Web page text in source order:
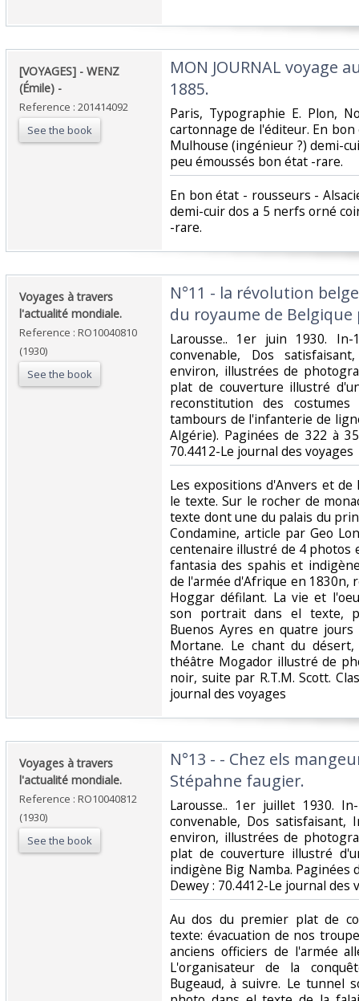
‎[VOYAGES] - WENZ
(Émile) - ‎
Reference : 201414092
See the book
‎MON JOURNAL voyage
1885. ‎
‎Paris, Typographie E. Plon,
cartonnage de l'éditeur. En
Mulhouse (ingénieur ?) demi-
peu émoussés bon état -rare.‎
‎En bon état - rousseurs -
demi-cuir dos a 5 nerfs orné
-rare.‎
‎Voyages à travers
l'actualité mondiale.‎
Reference : RO10040810
(1930)
See the book
‎N°11 - la révolution
du royaume de
‎Larousse.. 1er juin 1930. In-
convenable, Dos
environ, illustrées de
plat de couverture illustré
reconstitution des
tambours de l'infanterie de
Algérie). Paginées de 322 à
70.4412-Le journal des voyages‎
‎Les expositions d'Anvers et
le texte. Sur le rocher de
texte dont une du palais du
Condamine, article par Geo
centenaire illustré de 4 photos
fantasia des spahis et
de l'armée d'Afrique en 1830n,
Hoggar défilant. La vie et
son portrait dans el texte,
Buenos Ayres en quatre
Mortane. Le chant du
théâtre Mogador illustré de
noir, suite par R.T.M. Scott.
journal des voyages‎
‎Voyages à travers
l'actualité mondiale.‎
Reference : RO10040812
(1930)
See the book
‎N°13 - - Chez els
Stépahne faugier.‎
‎Larousse.. 1er juillet 1930.
convenable, Dos
environ, illustrées de
plat de couverture illustré
indigène Big Namba. Paginées
Dewey : 70.4412-Le journal des
‎Au dos du premier plat de
texte: évacuation de nos
anciens officiers de l'armée
L'organisateur de la
Bugeaud, à suivre. Le tunnel